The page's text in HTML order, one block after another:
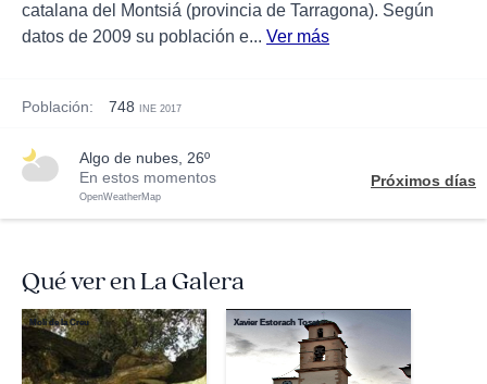
catalana del Montsiá (provincia de Tarragona). Según
datos de 2009 su población e... Ver más
Población: 748 INE 2017
algo de nubes, 26º
En estos momentos
OpenWeatherMap
Próximos días
Qué ver en La Galera
Molí de la Creu Xavier Estorach Toset